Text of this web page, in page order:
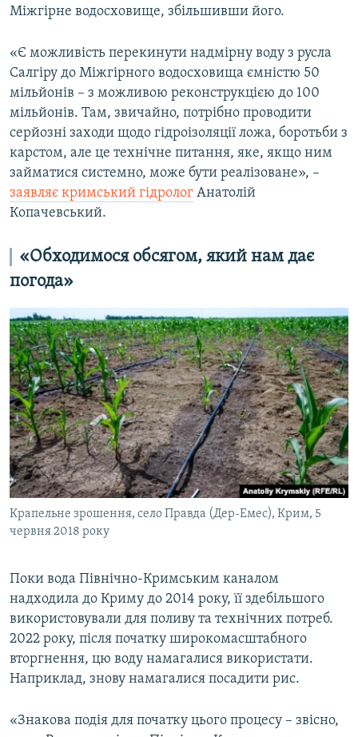
Міжгірне водосховище, збільшивши його.
«‎Є можливість перекинути надмірну воду з русла
Салгіру до Міжгірного водосховища ємністю 50
мільйонів – з можливою реконструкцією до 100
мільйонів. Там, звичайно, потрібно проводити
серйозні заходи щодо гідроізоляції ложа, боротьби з
карстом, але це технічне питання, яке, якщо ним
займатися системно, може бути реалізоване», –
заявляє кримський гідролог Анатолій
Копачевський.
«Обходимося обсягом, який нам дає
погода»
Крапельне зрошення, село Правда (Дер-Емес), Крим, 5
червня 2018 року
Поки вода Північно-Кримським каналом
надходила до Криму до 2014 року, її здебільшого
використовували для поливу та технічних потреб.
2022 року, після початку широкомасштабного
вторгнення, цю воду намагалися використати.
Наприклад, знову намагалися посадити рис.
«‎Знакова подія для початку цього процесу – звісно,